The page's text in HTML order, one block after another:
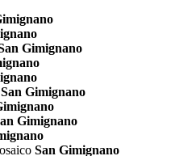
Gimignano
San Gimignano
Gimignano
San Gimignano